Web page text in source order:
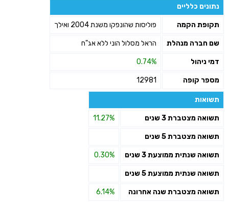
נתונים כלליים
תקופת הקמה פוליסות שהונפקו משנת 2004 ואילך
שם חברה מנהלת הראל מסלול הוני ללא אג"ח
דמי ניהול 0.74%
מספר קופה 12981
תשואות
תשואה מצטברת 3 שנים 11.27%
תשואה מצטברת 5 שנים
תשואה שנתית ממוצעת 3 שנים 0.30%
תשואה שנתית ממוצעת 5 שנים
תשואה מצטברת שנה אחרונה 6.14%
אני מאשר את תנאיי השימוש והפרטיות של האתר
מאשר כי פרטיי ישמשו לקבלת פניות והצעות שיווקיות למוצרים
פנסיוניים\ביטוח באמצעות טלפון, מייל או SMS מאיתנו או צד שלישי
שליחה